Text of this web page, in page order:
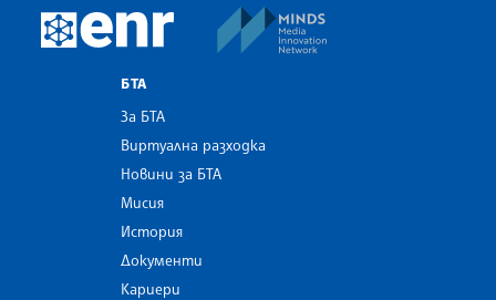
European Newsroom
БТА
За БТА
Виртуална разходка
Новини за БТА
Мисия
История
Документи
Кариери